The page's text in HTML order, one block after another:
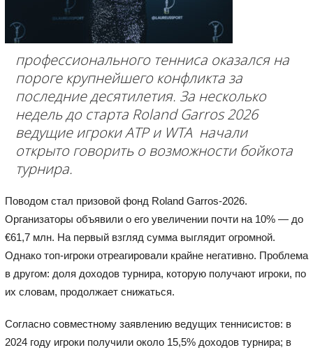
профессионального тенниса оказался на
пороге крупнейшего конфликта за
последние десятилетия. За несколько
недель до старта Roland Garros 2026
ведущие игроки ATP и WTA начали
открыто говорить о возможности бойкота
турнира.
Поводом стал призовой фонд Roland Garros-2026.
Организаторы объявили о его увеличении почти на 10% — до
€61,7 млн. На первый взгляд сумма выглядит огромной.
Однако топ-игроки отреагировали крайне негативно. Проблема
в другом: доля доходов турнира, которую получают игроки, по
их словам, продолжает снижаться.
Согласно совместному заявлению ведущих теннисистов: в
2024 году игроки получили около 15,5% доходов турнира; в